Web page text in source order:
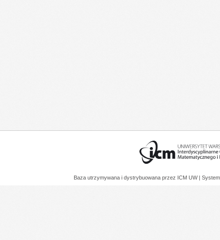
Baza utrzymywana i dystrybuowana przez ICM UW |